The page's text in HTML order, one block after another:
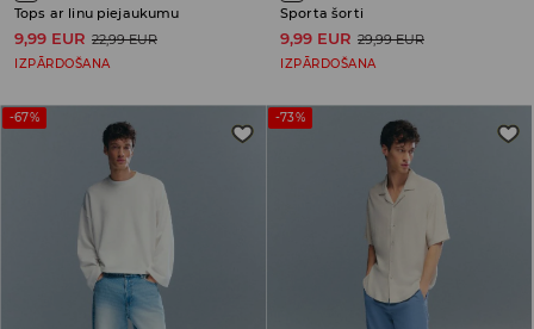
Tops ar linu piejaukumu
9,99 EUR 22,99 EUR
IZPĀRDOŠANA
Sporta šorti
9,99 EUR 29,99 EUR
IZPĀRDOŠANA
-67% -73%